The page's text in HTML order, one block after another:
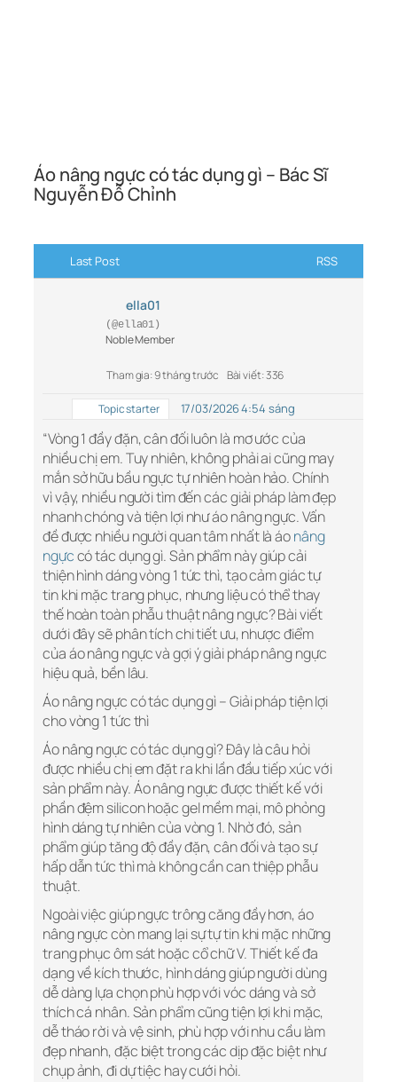
Áo nâng ngực có tác dụng gì – Bác Sĩ
Nguyễn Đỗ Chỉnh
Last Post RSS
ella01
(@ella01)
Noble Member
Tham gia: 9 tháng trước Bài viết: 336
Topic starter 17/03/2026 4:54 sáng
“Vòng 1 đầy đặn, cân đối luôn là mơ ước của
nhiều chị em. Tuy nhiên, không phải ai cũng may
mắn sở hữu bầu ngực tự nhiên hoàn hảo. Chính
vì vậy, nhiều người tìm đến các giải pháp làm đẹp
nhanh chóng và tiện lợi như áo nâng ngực. Vấn
đề được nhiều người quan tâm nhất là áonâng
ngựccó tác dụng gì. Sản phẩm này giúp cải
thiện hình dáng vòng 1 tức thì, tạo cảm giác tự
tin khi mặc trang phục, nhưng liệu có thể thay
thế hoàn toàn phẫu thuật nâng ngực? Bài viết
dưới đây sẽ phân tích chi tiết ưu, nhược điểm
của áo nâng ngực và gợi ý giải pháp nâng ngực
hiệu quả, bền lâu.
Áo nâng ngực có tác dụng gì – Giải pháp tiện lợi
cho vòng 1 tức thì
Áo nâng ngực có tác dụng gì? Đây là câu hỏi
được nhiều chị em đặt ra khi lần đầu tiếp xúc với
sản phẩm này. Áo nâng ngực được thiết kế với
phần đệm silicon hoặc gel mềm mại, mô phỏng
hình dáng tự nhiên của vòng 1. Nhờ đó, sản
phẩm giúp tăng độ đầy đặn, cân đối và tạo sự
hấp dẫn tức thì mà không cần can thiệp phẫu
thuật.
Ngoài việc giúp ngực trông căng đầy hơn, áo
nâng ngực còn mang lại sự tự tin khi mặc những
trang phục ôm sát hoặc cổ chữ V. Thiết kế đa
dạng về kích thước, hình dáng giúp người dùng
dễ dàng lựa chọn phù hợp với vóc dáng và sở
thích cá nhân. Sản phẩm cũng tiện lợi khi mặc,
dễ tháo rời và vệ sinh, phù hợp với nhu cầu làm
đẹp nhanh, đặc biệt trong các dịp đặc biệt như
chụp ảnh, đi dự tiệc hay cưới hỏi.